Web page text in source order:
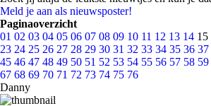
Meld je aan als nieuwsposter!
Paginaoverzicht
01 02 03 04 05 06 07 08 09 10 11 12 13 14 15
23 24 25 26 27 28 29 30 31 32 33 34 35 36 37
45 46 47 48 49 50 51 52 53 54 55 56 57 58 59
67 68 69 70 71 72 73 74 75 76
Danny